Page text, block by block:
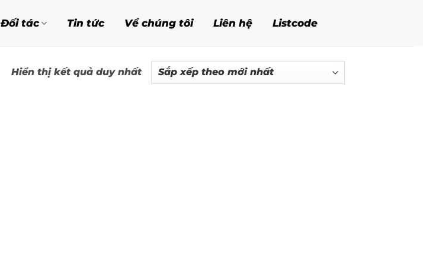
Đối tác Tin tức Về chúng tôi Liên hệ Listcode
Hiển thị kết quả duy nhất